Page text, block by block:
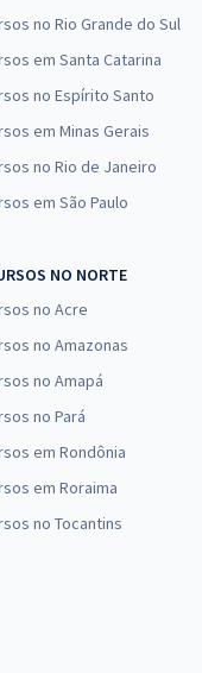
- Biomedicina (Pré-
20%)
- Farmacêutico (Pré-
– Odontologia (Pré-
no Rio Grande do Sul
em Santa Catarina
no Espírito Santo
em Minas Gerais
no Rio de Janeiro
em São Paulo
NO NORTE
no Acre
no Amazonas
no Amapá
no Pará
em Rondônia
em Roraima
no Tocantins